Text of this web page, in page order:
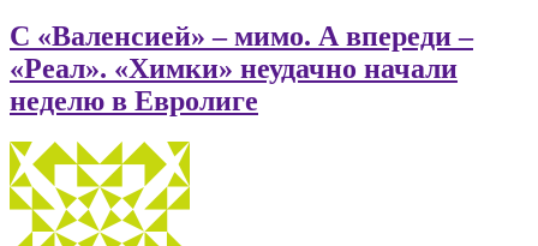
С «Валенсией» – мимо. А впереди –
«Реал». «Химки» неудачно начали
неделю в Евролиге